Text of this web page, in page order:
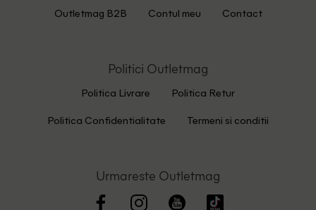
Outletmag B2B Contul meu Contact
Politici Outletmag
Politica Livrare Politica Retur
Politica Confidentialitate Termeni si conditii
Urmareste Outletmag